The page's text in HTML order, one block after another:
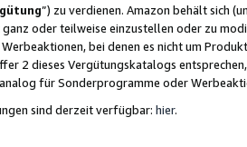
”) zu verdienen. Amazon behält sich
oder teilweise einzustellen oder zu
bei denen es nicht um
2 dieses Vergütungskatalogs
für Sonderprogramme oder
sind derzeit verfügbar: hier.